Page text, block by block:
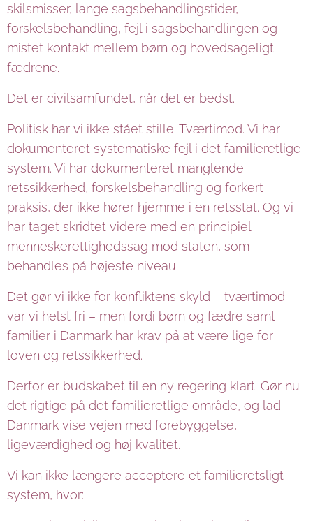
skilsmisser, lange sagsbehandlingstider,
forskelsbehandling, fejl i sagsbehandlingen og
mistet kontakt mellem børn og hovedsageligt
fædrene.
Det er civilsamfundet, når det er bedst.
Politisk har vi ikke stået stille. Tværtimod. Vi har
dokumenteret systematiske fejl i det familieretlige
system. Vi har dokumenteret manglende
retssikkerhed, forskelsbehandling og forkert
praksis, der ikke hører hjemme i en retsstat. Og vi
har taget skridtet videre med en principiel
menneskerettighedssag mod staten, som
behandles på højeste niveau.
Det gør vi ikke for konfliktens skyld – tværtimod
var vi helst fri – men fordi børn og fædre samt
familier i Danmark har krav på at være lige for
loven og retssikkerhed.
Derfor er budskabet til en ny regering klart: Gør nu
det rigtige på det familieretlige område, og lad
Danmark vise vejen med forebyggelse,
ligeværdighed og høj kvalitet.
Vi kan ikke længere acceptere et familieretsligt
system, hvor: